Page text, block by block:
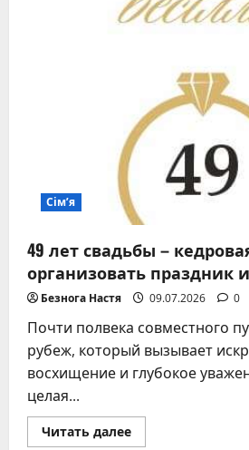
Сім’я
49 лет свадьбы –
организовать праздник
Безнога Настя 09.07.2026 0
Почти полвека совместного
рубеж, который вызывает
восхищение и глубокое
целая...
Читать далееПрочитать
больше